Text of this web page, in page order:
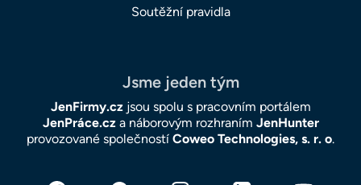
Soutěžní pravidla
Jsme jeden tým
JenFirmy.czjsou spolu s pracovním portálem
JenPráce.cza náborovým rozhraním JenHunter
provozované společností Coweo Technologies, s. r. o.